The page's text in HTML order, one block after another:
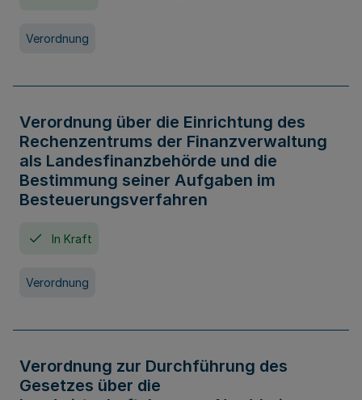
Verordnung
Verordnung über die Einrichtung des
Rechenzentrums der Finanzverwaltung
als Landesfinanzbehörde und die
Bestimmung seiner Aufgaben im
Besteuerungsverfahren
In Kraft
Verordnung
Verordnung zur Durchführung des
Gesetzes über die